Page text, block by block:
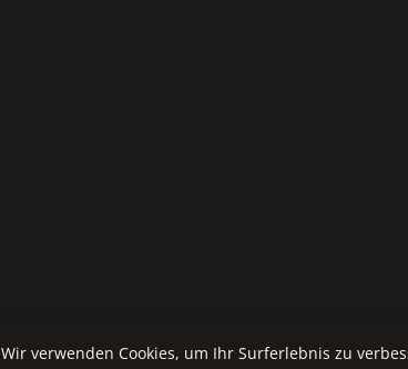
Wir verwenden Cookies, um Ihr Surferlebnis zu